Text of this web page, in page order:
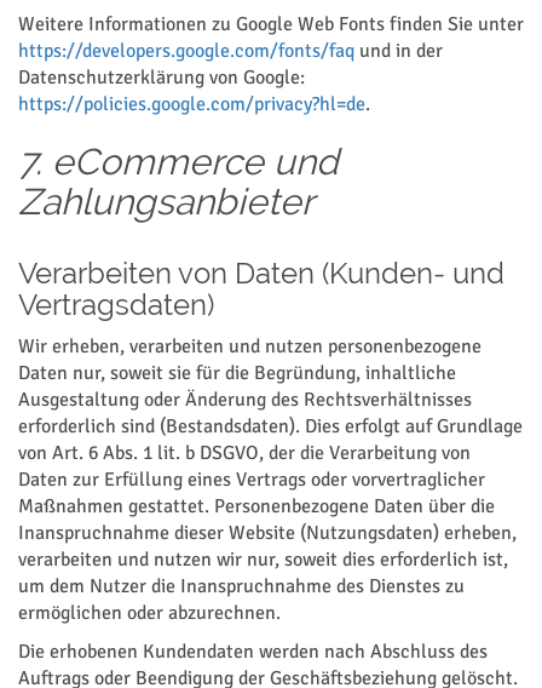
Weitere Informationen zu Google Web Fonts finden Sie unter
https://developers.google.com/fonts/faq und in der
Datenschutzerklärung von Google:
https://policies.google.com/privacy?hl=de.
7. eCommerce und
Zahlungsanbieter
Verarbeiten von Daten (Kunden- und
Vertragsdaten)
Wir erheben, verarbeiten und nutzen personenbezogene
Daten nur, soweit sie für die Begründung, inhaltliche
Ausgestaltung oder Änderung des Rechtsverhältnisses
erforderlich sind (Bestandsdaten). Dies erfolgt auf Grundlage
von Art. 6 Abs. 1 lit. b DSGVO, der die Verarbeitung von
Daten zur Erfüllung eines Vertrags oder vorvertraglicher
Maßnahmen gestattet. Personenbezogene Daten über die
Inanspruchnahme dieser Website (Nutzungsdaten) erheben,
verarbeiten und nutzen wir nur, soweit dies erforderlich ist,
um dem Nutzer die Inanspruchnahme des Dienstes zu
ermöglichen oder abzurechnen.
Die erhobenen Kundendaten werden nach Abschluss des
Auftrags oder Beendigung der Geschäftsbeziehung gelöscht.